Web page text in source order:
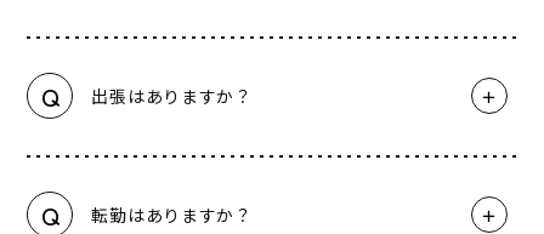
Q 出張はありますか？
Q 転勤はありますか？